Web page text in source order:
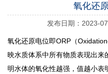
氧化还
发布日期：2023-
氧化还原电位即ORP（
映水质体系中所有物质表现出来
明水体的氧化性越强，值越小